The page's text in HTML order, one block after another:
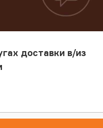
доставки в/из